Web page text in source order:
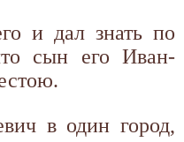
и дал знать по
сын его Иван-
в один город,